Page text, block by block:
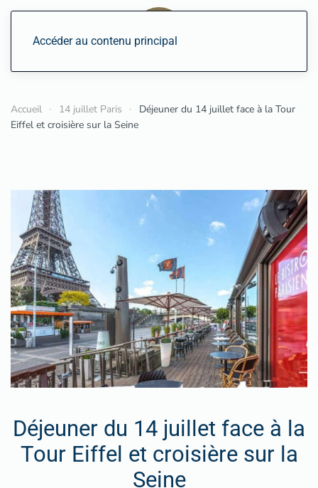
Accéder au contenu principal
Accueil 14 juillet Paris
Déjeuner du 14 juillet face à la Tour
Eiffel et croisière sur la Seine
Déjeuner du 14 juillet face à la
Tour Eiffel et croisière sur la
Seine